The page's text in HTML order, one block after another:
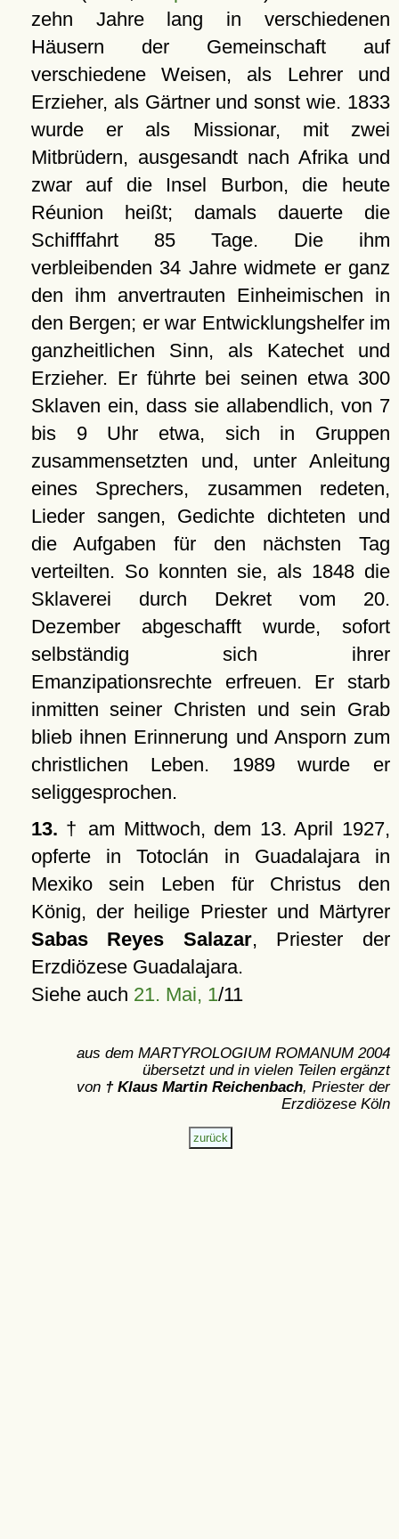
zehn Jahre lang in verschiedenen
Häusern der Gemeinschaft auf
verschiedene Weisen, als Lehrer und
Erzieher, als Gärtner und sonst wie. 1833
wurde er als Missionar, mit zwei
Mitbrüdern, ausgesandt nach Afrika und
zwar auf die Insel Burbon, die heute
Réunion heißt; damals dauerte die
Schifffahrt 85 Tage. Die ihm
verbleibenden 34 Jahre widmete er ganz
den ihm anvertrauten Einheimischen in
den Bergen; er war Entwicklungshelfer im
ganzheitlichen Sinn, als Katechet und
Erzieher. Er führte bei seinen etwa 300
Sklaven ein, dass sie allabendlich, von 7
bis 9 Uhr etwa, sich in Gruppen
zusammensetzten und, unter Anleitung
eines Sprechers, zusammen redeten,
Lieder sangen, Gedichte dichteten und
die Aufgaben für den nächsten Tag
verteilten. So konnten sie, als 1848 die
Sklaverei durch Dekret vom 20.
Dezember abgeschafft wurde, sofort
selbständig sich ihrer
Emanzipationsrechte erfreuen. Er starb
inmitten seiner Christen und sein Grab
blieb ihnen Erinnerung und Ansporn zum
christlichen Leben. 1989 wurde er
seliggesprochen.
13. † am Mittwoch, dem 13. April 1927,
opferte in Totoclán in Guadalajara in
Mexiko sein Leben für Christus den
König, der heilige Priester und Märtyrer
Sabas Reyes Salazar, Priester der
Erzdiözese Guadalajara.
Siehe auch 21. Mai, 1/11
aus dem MARTYROLOGIUM ROMANUM 2004
übersetzt und in vielen Teilen ergänzt
von † Klaus Martin Reichenbach, Priester der
Erzdiözese Köln